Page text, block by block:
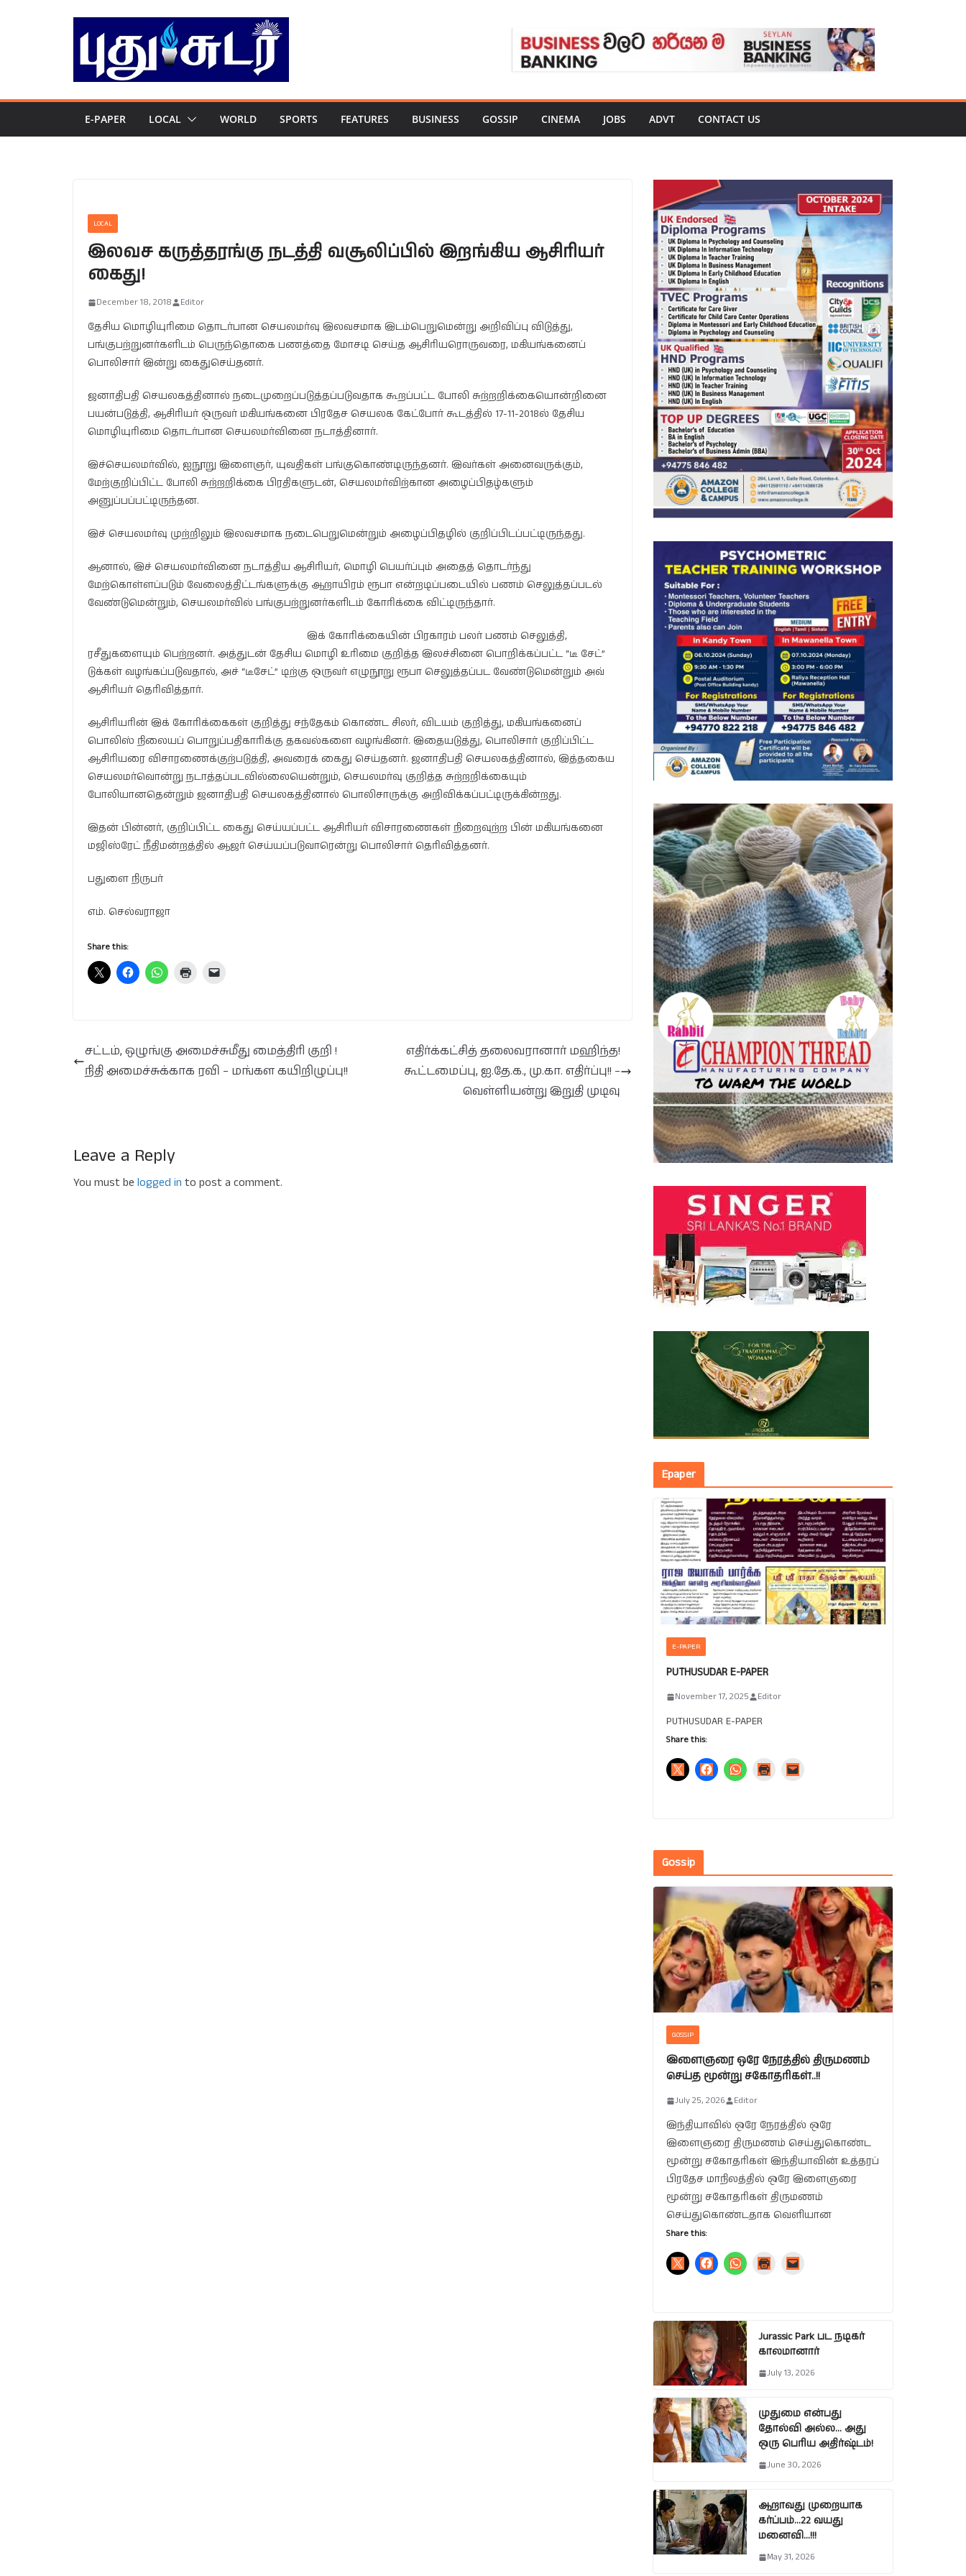
E-PAPER LOCAL WORLD SPORTS FEATURES BUSINESS GOSSIP CINEMA JOBS ADVT CONTACT US
LOCAL
இலவச கருத்தரங்கு நடத்தி வசூலிப்பில் இறங்கிய ஆசிரியர்
கைது!
December 18, 2018 Editor
தேசிய மொழியுரிமை தொடர்பான செயலமர்வு இலவசமாக இடம்பெறுமென்று அறிவிப்பு விடுத்து,
பங்குபற்றுனர்களிடம் பெருந்தொகை பணத்தை மோசடி செய்த ஆசிரியரொருவரை, மகியங்கனைப்
பொலிசார் இன்று கைதுசெய்தனர்.
ஜனாதிபதி செயலகத்தினால் நடைமுறைப்படுத்தப்படுவதாக கூறப்பட்ட போலி சுற்றறிக்கையொன்றினை
பயன்படுத்தி, ஆசிரியர் ஒருவர் மகியங்கனை பிரதேச செயலக கேட்போர் கூடத்தில் 17-11-2018ல் தேசிய
மொழியுரிமை தொடர்பான செயலமர்வினை நடாத்தினார்.
இச்செயலமர்வில், ஐநூறு இளைஞர், யுவதிகள் பங்குகொண்டிருந்தனர். இவர்கள் அனைவருக்கும்,
மேற்குறிப்பிட்ட போலி சுற்றறிக்கை பிரதிகளுடன், செயலமர்விற்கான அழைப்பிதழ்களும்
அனுப்பப்பட்டிருந்தன.
இச் செயலமர்வு முற்றிலும் இலவசமாக நடைபெறுமென்றும் அழைப்பிதழில் குறிப்பிடப்பட்டிருந்தது.
ஆனால், இச் செயலமர்வினை நடாத்திய ஆசிரியர், மொழி பெயர்ப்பும் அதைத் தொடர்ந்து
மேற்கொள்ளப்படும் வேலைத்திட்டங்களுக்கு ஆறாயிரம் ரூபா என்றடிப்படையில் பணம் செலுத்தப்படல்
வேண்டுமென்றும், செயலமர்வில் பங்குபற்றுனர்களிடம் கோரிக்கை விட்டிருந்தார்.
இக் கோரிக்கையின் பிரகாரம் பலர் பணம் செலுத்தி,
ரசீதுகளையும் பெற்றனர். அத்துடன் தேசிய மொழி உரிமை குறித்த இலச்சினை பொறிக்கப்பட்ட “டீ சேட்”
டுக்கள் வழங்கப்படுவதால், அச் “டீசேட்” டிற்கு ஒருவர் எழுநூறு ரூபா செலுத்தப்பட வேண்டுமென்றும் அவ்
ஆசிரியர் தெரிவித்தார்.
ஆசிரியரின் இக் கோரிக்கைகள் குறித்து சந்தேகம் கொண்ட சிலர், விடயம் குறித்து, மகியங்கனைப்
பொலிஸ் நிலையப் பொறுப்பதிகாரிக்கு தகவல்களை வழங்கினர். இதையடுத்து, பொலிசார் குறிப்பிட்ட
ஆசிரியரை விசாரணைக்குற்படுத்தி, அவரைக் கைது செய்தனர். ஜனாதிபதி செயலகத்தினால், இத்தகைய
செயலமர்வொன்று நடாத்தப்படவில்லையென்றும், செயலமர்வு குறித்த சுற்றறிக்கையும்
போலியானதென்றும் ஜனாதிபதி செயலகத்தினால் பொலிசாருக்கு அறிவிக்கப்பட்டிருக்கின்றது.
இதன் பின்னர், குறிப்பிட்ட கைது செய்யப்பட்ட ஆசிரியர் விசாரணைகள் நிறைவுற்ற பின் மகியங்கனை
மஜிஸ்ரேட் நீதிமன்றத்தில் ஆஜர் செய்யப்படுவாரென்று பொலிசார் தெரிவித்தனர்.
பதுளை நிருபர்
எம். செல்வராஜா
Share this:
சட்டம், ஒழுங்கு அமைச்சுமீது மைத்திரி குறி !
நிதி அமைச்சுக்காக ரவி – மங்கள கயிறிழுப்பு!!
எதிர்க்கட்சித் தலைவரானார் மஹிந்த!
கூட்டமைப்பு, ஐ.தே.க., மு.கா. எதிர்ப்பு!! –
வெள்ளியன்று இறுதி முடிவு
Leave a Reply
You must be logged in to post a comment.
Epaper
E-PAPER
PUTHUSUDAR E-PAPER
November 17, 2025 Editor
PUTHUSUDAR E-PAPER
Share this:
Gossip
GOSSIP
இளைஞரை ஒரே நேரத்தில் திருமணம்
செய்த மூன்று சகோதரிகள்..!!
July 25, 2026 Editor
இந்தியாவில் ஒரே நேரத்தில் ஒரே
இளைஞரை திருமணம் செய்துகொண்ட
மூன்று சகோதரிகள் இந்தியாவின் உத்தரப்
பிரதேச மாநிலத்தில் ஒரே இளைஞரை
மூன்று சகோதரிகள் திருமணம்
செய்துகொண்டதாக வெளியான
Share this:
Jurassic Park பட நடிகர்
காலமானார்
July 13, 2026
முதுமை என்பது
தோல்வி அல்ல… அது
ஒரு பெரிய அதிர்ஷ்டம்!
June 30, 2026
ஆறாவது முறையாக
கர்ப்பம்…22 வயது
மனைவி…!!!
May 31, 2026